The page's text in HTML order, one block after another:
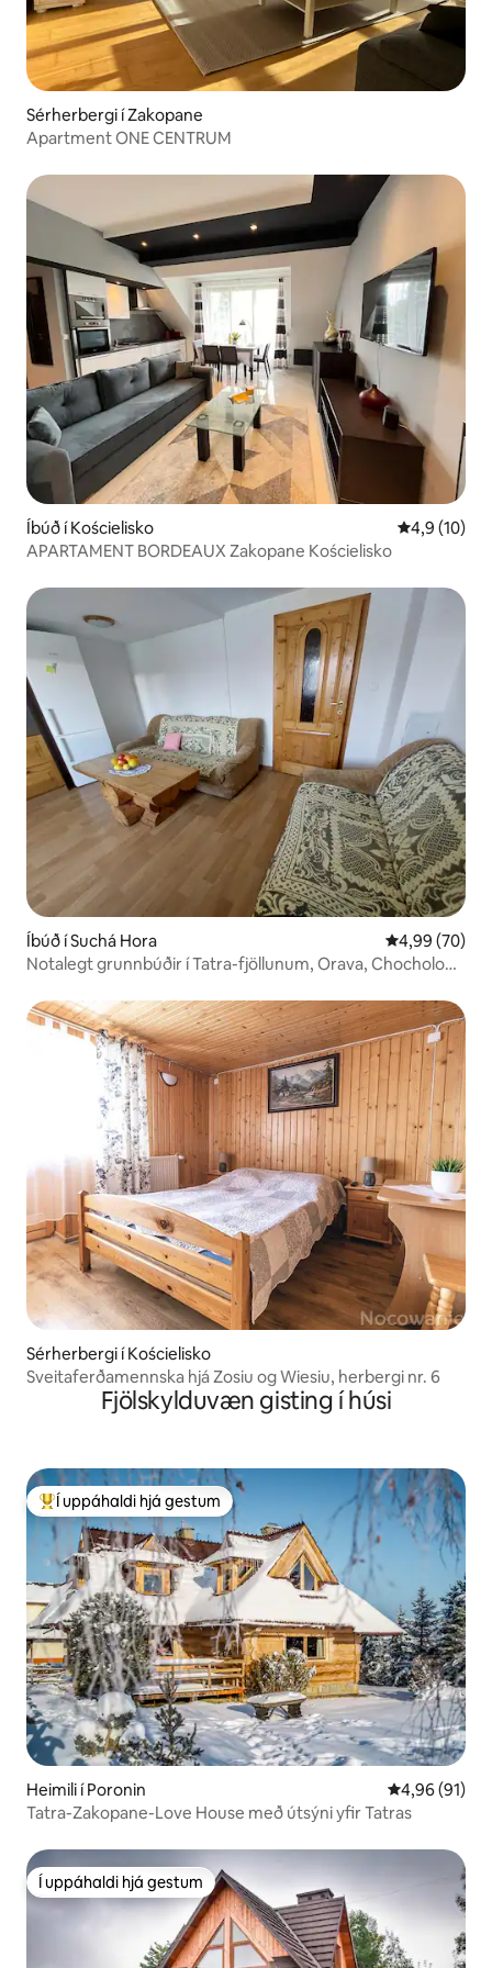
Sérherbergi í Zakopane
Apartment ONE CENTRUM
Íbúð í Kościelisko 4,9 af 5 í
4,9 (10)
APARTAMENT BORDEAUX Zakopane Kościelisko
Íbúð í Suchá Hora 4,99 af 5 í
4,99 (70)
Notalegt grunnbúðir í Tatra-fjöllunum, Orava, Chocholow,
Sérherbergi í Kościelisko
Sveitaferðamennska hjá Zosiu og Wiesiu, herbergi nr. 6
Fjölskylduvæn gisting í húsi
Í mestu uppáhaldi hjá gestum
Í uppáhaldi hjá gestum
Heimili í Poronin 4,96 af 5 í
4,96 (91)
Tatra-Zakopane-Love House með útsýni yfir Tatras
Í uppáhaldi hjá gestum
Í uppáhaldi hjá gestum